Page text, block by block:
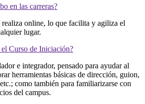
en las carreras?
online, lo que facilita y agiliza el
lugar.
el Curso de Iniciación?
e integrador, pensado para ayudar al
herramientas básicas de dirección, guion,
como también para familiarizarse con
del campus.